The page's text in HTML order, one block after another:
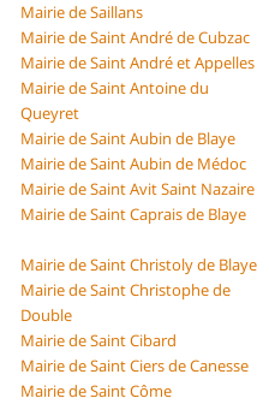
Mairie de Saillans
Mairie de Saint André de Cubzac
Mairie de Saint André et Appelles
Mairie de Saint Antoine du
Queyret
Mairie de Saint Aubin de Blaye
Mairie de Saint Aubin de Médoc
Mairie de Saint Avit Saint Nazaire
Mairie de Saint Caprais de Blaye
Mairie de Saint Christoly de Blaye
Mairie de Saint Christophe de
Double
Mairie de Saint Cibard
Mairie de Saint Ciers de Canesse
Mairie de Saint Côme